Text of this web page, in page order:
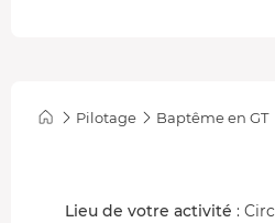
Pilotage Baptême en GT
Lieu de votre activité :